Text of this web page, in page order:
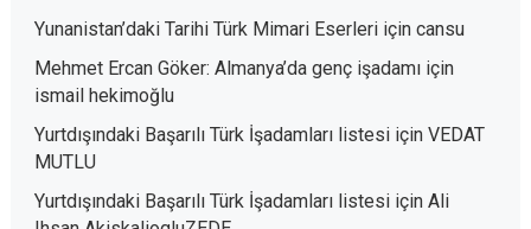
Yunanistan’daki Tarihi Türk Mimari Eserleriiçin cansu
Mehmet Ercan Göker: Almanya’da genç işadamıiçin
ismail hekimoğlu
Yurtdışındaki Başarılı Türk İşadamları listesiiçin VEDAT
MUTLU
Yurtdışındaki Başarılı Türk İşadamları listesiiçin Ali